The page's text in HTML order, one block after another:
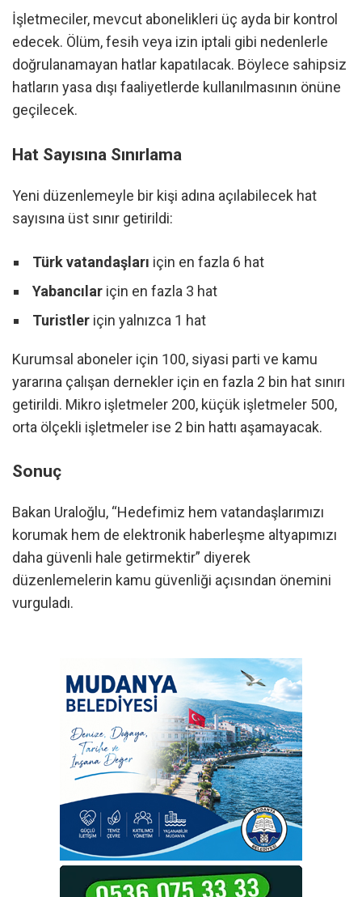
İşletmeciler, mevcut abonelikleri üç ayda bir kontrol
edecek. Ölüm, fesih veya izin iptali gibi nedenlerle
doğrulanamayan hatlar kapatılacak. Böylece sahipsiz
hatların yasa dışı faaliyetlerde kullanılmasının önüne
geçilecek.
Hat Sayısına Sınırlama
Yeni düzenlemeyle bir kişi adına açılabilecek hat
sayısına üst sınır getirildi:
Türk vatandaşları için en fazla 6 hat
Yabancılar için en fazla 3 hat
Turistler için yalnızca 1 hat
Kurumsal aboneler için 100, siyasi parti ve kamu
yararına çalışan dernekler için en fazla 2 bin hat sınırı
getirildi. Mikro işletmeler 200, küçük işletmeler 500,
orta ölçekli işletmeler ise 2 bin hattı aşamayacak.
Sonuç
Bakan Uraloğlu, “Hedefimiz hem vatandaşlarımızı
korumak hem de elektronik haberleşme altyapımızı
daha güvenli hale getirmektir” diyerek
düzenlemelerin kamu güvenliği açısından önemini
vurguladı.